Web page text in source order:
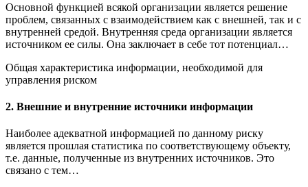
Основной функцией всякой организации является решение
проблем, связанных с взаимодействием как с внешней, так и с
внутренней средой. Внутренняя среда организации является
источником ее силы. Она заключает в себе тот потенциал…
Общая характеристика информации, необходимой для
управления риском
2. Внешние и внутренние источники информации
Наиболее адекватной информацией по данному риску
является прошлая статистика по соответствующему объекту,
т.е. данные, полученные из внутренних источников. Это
связано с тем…